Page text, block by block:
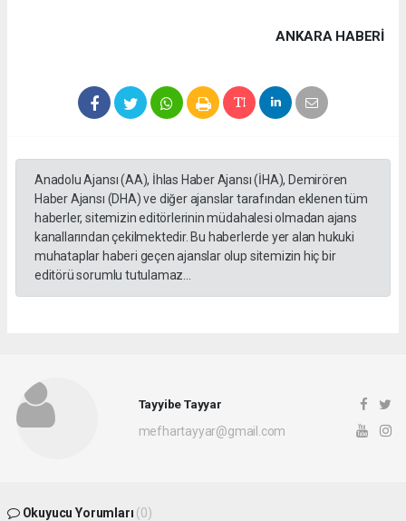
ANKARA HABERİ
Anadolu Ajansı (AA), İhlas Haber Ajansı (İHA), Demirören
Haber Ajansı (DHA) ve diğer ajanslar tarafından eklenen tüm
haberler, sitemizin editörlerinin müdahalesi olmadan ajans
kanallarından çekilmektedir. Bu haberlerde yer alan hukuki
muhataplar haberi geçen ajanslar olup sitemizin hiç bir
editörü sorumlu tutulamaz...
Tayyibe Tayyar
mefhartayyar@gmail.com
Okuyucu Yorumları (0)